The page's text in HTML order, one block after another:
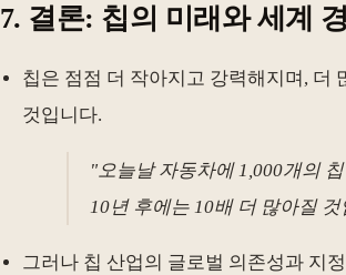
7. 결론: 칩의 미래와 세계 경
칩은 점점 더 작아지고 강력해지며, 더
것입니다.
"오늘날 자동차에 1,000개의
10년 후에는 10배 더 많아질
그러나 칩 산업의 글로벌 의존성과 지